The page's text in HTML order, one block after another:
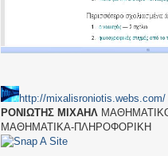
http://mixalisroniotis.webs.com/
ΡΟΝΙΩΤΗΣ ΜΙΧΑΗΛ
ΜΑΘΗΜΑΤΙΚΑ-ΠΛΗΡΟΦΟΡΙΚΗ